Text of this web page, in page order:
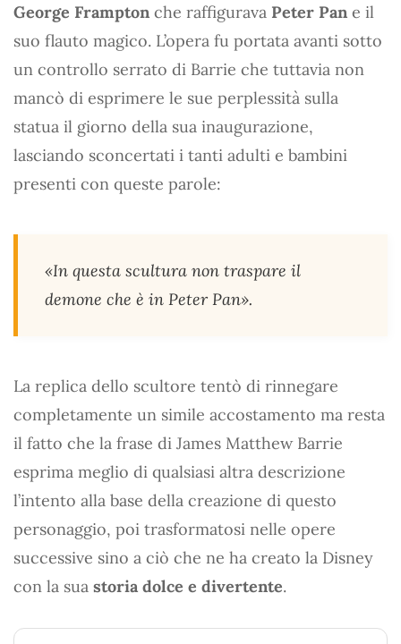
George Frampton che raffigurava Peter Pan e il
suo flauto magico. L’opera fu portata avanti sotto
un controllo serrato di Barrie che tuttavia non
mancò di esprimere le sue perplessità sulla
statua il giorno della sua inaugurazione,
lasciando sconcertati i tanti adulti e bambini
presenti con queste parole:
«In questa scultura non traspare il
demone che è in Peter Pan».
La replica dello scultore tentò di rinnegare
completamente un simile accostamento ma resta
il fatto che la frase di James Matthew Barrie
esprima meglio di qualsiasi altra descrizione
l’intento alla base della creazione di questo
personaggio, poi trasformatosi nelle opere
successive sino a ciò che ne ha creato la Disney
con la sua storia dolce e divertente.